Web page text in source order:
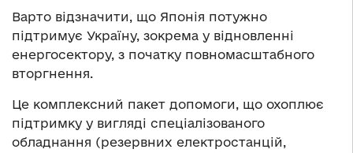
Варто відзначити, що Японія потужно
підтримує Україну, зокрема у відновленні
енергосектору, з початку повномасштабного
вторгнення.
Це комплексний пакет допомоги, що охоплює
підтримку у вигляді спеціалізованого
обладнання (резервних електростанцій,